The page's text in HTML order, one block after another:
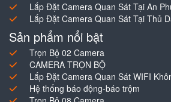
Lắp Đặt Camera Quan Sát Tại An
Lắp Đặt Camera Quan Sát Tại Thủ
Sản phẩm nổi bật
Trọn Bộ 02 Camera
CAMERA TRỌN BỘ
Lắp Đặt Camera Quan Sát WIFI
Hệ thống báo động-báo trộm